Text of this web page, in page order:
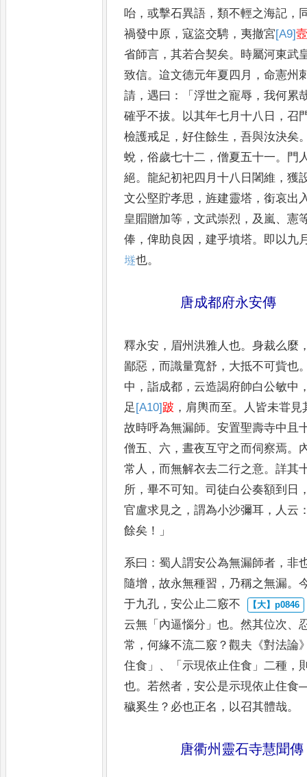
咍 ，或擊石異語 ，類不輕之海記 ，
禍發中原 ，寇盜交騁 ， 夷撤宮[A9]
省師言 ，其若合契矣。 時屬河東武
致信。迨文德元年夏四月 ，命憲州
請 ，遇曰 ： 「浮世之寵辱 ，我何累
確乎不拔。 以其年七月十八日 ，召
檢護戒足 ，好住餘生 ，吾與汝決矣
蛻 ，俗歲七十二 ，僧夏五十一。
門
絕。龍紀初祀四月十八日闍維 ，獲
文公堅貯孝思 ，旌建靈塔 ，銜哀出
皇賵贈加等 ，文武崇烈 ， 及嵐、憲
俸 ，俾助良 因 ，建乎墳塔。
即以九
𡑞也。
唐成都府永安傳
釋永安 ， 眉州洪雅人也。身裁么麼
鄙惡 ，而識量寬舒 ， 大抵不可貲也
中 ，詣成都 ， 云造謁府帥白公敏中
足[A10]跛 ， 肩輿而至。 人皆未甞見
故時呼為無漏師。安置聖壽寺中且
僧五、 六 ，晝夜互守之而伺察焉。
常人 ，而無解衣去二行之意。詳其
所 ，畢不可知。司徒白公奏額到日
官盧求見之 ，謂為小沙彌耳 ， 人云
餘矣 ！」
系曰 ：蜀人謂安公為無漏師者 ，非
隨增 ，故永無種習 ， 乃稱之無漏。
于九孔 ，安公止二竅不
云無 「 內逼惱分 」也。然其位次、
常 ，何緣不流二竅 ？觀夫 《對法論
住食 」、「示現依止住食 」二種 ，
也。若然者 ，安公是示現依止住食
穢奚生 ？ 必也正名 ， 以召其體哉。
唐衢州靈石寺慧聞傳